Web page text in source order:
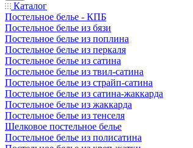
Каталог
Постельное белье - КПБ
Постельное белье из бязи
Постельное белье из поплина
Постельное белье из перкаля
Постельное белье из сатина
Постельное белье из твил-сатина
Постельное белье из страйп-сатина
Постельное белье из сатина-жаккарда
Постельное белье из жаккарда
Постельное белье из тенселя
Шелковое постельное белье
Постельное белье из полисатина